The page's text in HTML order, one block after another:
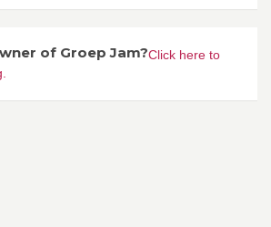
of Groep Jam?Click here to